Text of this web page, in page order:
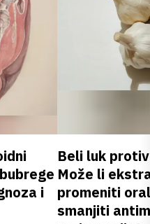
i
Beli luk
Može li
promeniti
smanjiti